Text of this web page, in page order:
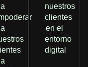
a
a
a
nuestros
clientes
en el
entorno
digital